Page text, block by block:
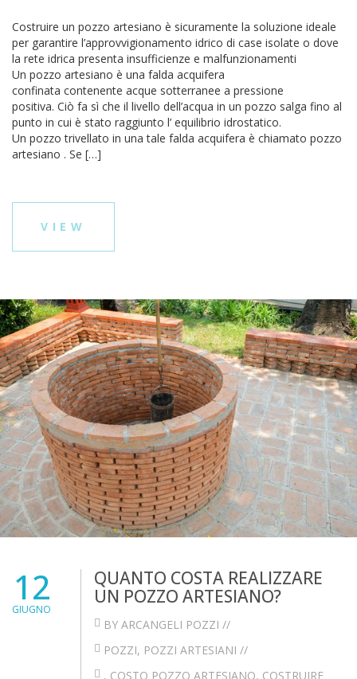
Costruire un pozzo artesiano è sicuramente la soluzione ideale
per garantire l’approvvigionamento idrico di case isolate o dove
la rete idrica presenta insufficienze e malfunzionamenti
Un pozzo artesiano è una falda acquifera
confinata contenente acque sotterranee a pressione
positiva. Ciò fa sì che il livello dell’acqua in un pozzo salga fino al
punto in cui è stato raggiunto l’ equilibrio idrostatico.
Un pozzo trivellato in una tale falda acquifera è chiamato pozzo
artesiano . Se […]
VIEW
12
GIUGNO
QUANTO COSTA REALIZZARE
UN POZZO ARTESIANO?
BY ARCANGELI POZZI //
POZZI, POZZI ARTESIANI //
, COSTO POZZO ARTESIANO, COSTRUIRE